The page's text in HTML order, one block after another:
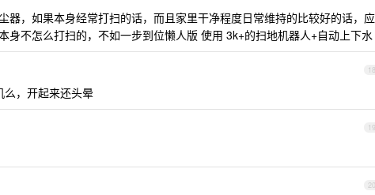
器，如果本身经常打扫的话，而且家里干净程度日常维持的比较好的话，应
身不怎么打扫的，不如一步到位懒人版 使用 3k+的扫地机器人+自动上下水
18
么，开起来还头晕
19
20